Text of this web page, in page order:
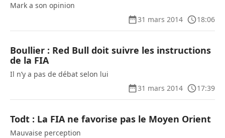
Mark a son opinion
31 mars 2014
18:06
Boullier : Red Bull doit suivre les instructions
de la FIA
Il n’y a pas de débat selon lui
31 mars 2014
17:39
Todt : La FIA ne favorise pas le Moyen Orient
Mauvaise perception